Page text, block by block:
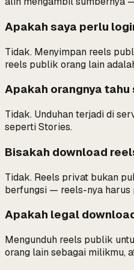
Apakah saya perlu
Tidak. Menyimpan reels
reels publik orang lain
Apakah orangnya
Tidak. Unduhan terjadi di
seperti Stories.
Bisakah download
Tidak. Reels privat bukan
berfungsi — reels-nya harus
Apakah legal
Mengunduh reels publik
orang lain sebagai milikmu,